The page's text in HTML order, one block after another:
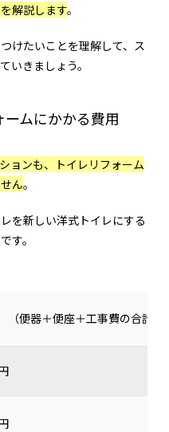
解説します。
けたいことを理解して、ス
いきましょう。
ムにかかる費用
ョンも、トイレリフォーム
ん。
を新しい洋式トイレにする
す。
（便器＋便座＋工事費の合計額